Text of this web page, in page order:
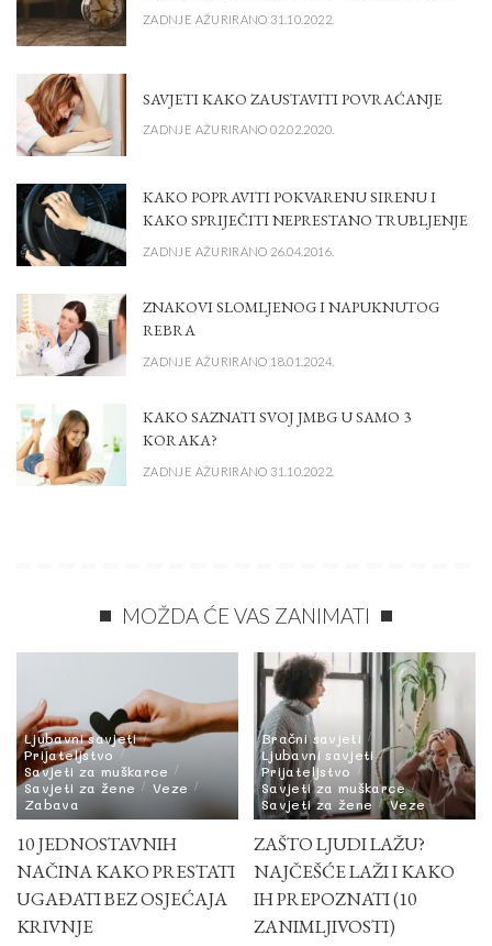
ZADNJE AŽURIRANO 31.10.2022.
SAVJETI KAKO ZAUSTAVITI POVRAĆANJE
ZADNJE AŽURIRANO 02.02.2020.
KAKO POPRAVITI POKVARENU SIRENU I
KAKO SPRIJEČITI NEPRESTANO TRUBLJENJE
ZADNJE AŽURIRANO 26.04.2016.
ZNAKOVI SLOMLJENOG I NAPUKNUTOG
REBRA
ZADNJE AŽURIRANO 18.01.2024.
KAKO SAZNATI SVOJ JMBG U SAMO 3
KORAKA?
ZADNJE AŽURIRANO 31.10.2022.
MOŽDA ĆE VAS ZANIMATI
Ljubavni savjeti
Prijateljstvo
Savjeti za muškarce
Savjeti za žene
Veze
Zabava
10 JEDNOSTAVNIH
NAČINA KAKO PRESTATI
UGAĐATI BEZ OSJEĆAJA
KRIVNJE
Bračni savjeti
Ljubavni savjeti
Prijateljstvo
Savjeti za muškarce
Savjeti za žene
Veze
ZAŠTO LJUDI LAŽU?
NAJČEŠĆE LAŽI I KAKO
IH PREPOZNATI (10
ZANIMLJIVOSTI)